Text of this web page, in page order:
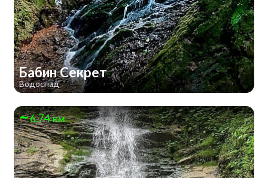
Бабин Секрет
Водоспад
6.74 км